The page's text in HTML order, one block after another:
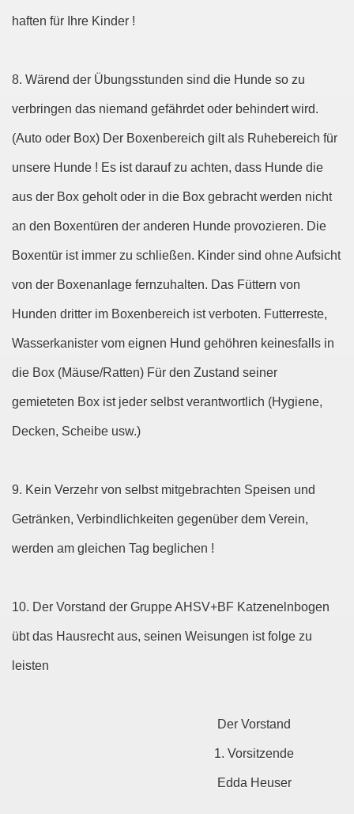
haften für Ihre Kinder !
8. Wärend der Übungsstunden sind die Hunde so zu
verbringen das niemand gefährdet oder behindert wird.
(Auto oder Box) Der Boxenbereich gilt als Ruhebereich für
unsere Hunde ! Es ist darauf zu achten, dass Hunde die
aus der Box geholt oder in die Box gebracht werden nicht
an den Boxentüren der anderen Hunde provozieren. Die
Boxentür ist immer zu schließen. Kinder sind ohne Aufsicht
von der Boxenanlage fernzuhalten. Das Füttern von
Hunden dritter im Boxenbereich ist verboten. Futterreste,
Wasserkanister vom eignen Hund gehöhren keinesfalls in
die Box (Mäuse/Ratten) Für den Zustand seiner
gemieteten Box ist jeder selbst verantwortlich (Hygiene,
Decken, Scheibe usw.)
9. Kein Verzehr von selbst mitgebrachten Speisen und
Getränken, Verbindlichkeiten gegenüber dem Verein,
werden am gleichen Tag beglichen !
10. Der Vorstand der Gruppe AHSV+BF Katzenelnbogen
übt das Hausrecht aus, seinen Weisungen ist folge zu
leisten
Der Vorstand
1. Vorsitzende
Edda Heuser